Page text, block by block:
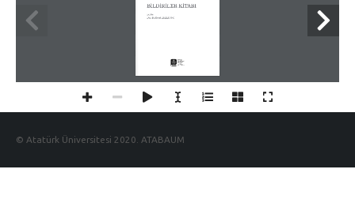
BİLDİRİLER KİTABI
Editör:
Doç. Dr. Recai KIZILTUNÇ
© Atatürk Üniversitesi 2020. ATABAUM